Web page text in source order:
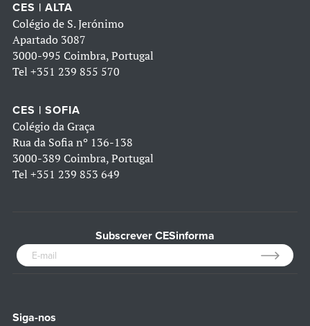
CES | ALTA
Colégio de S. Jerónimo
Apartado 3087
3000-995 Coimbra, Portugal
Tel +351 239 855 570
CES | SOFIA
Colégio da Graça
Rua da Sofia nº 136-138
3000-389 Coimbra, Portugal
Tel +351 239 853 649
Subscrever CESinforma
Siga-nos